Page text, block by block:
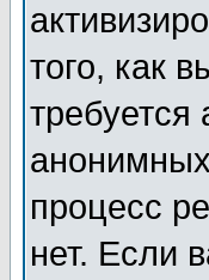
того, как
процесс
нет. Если